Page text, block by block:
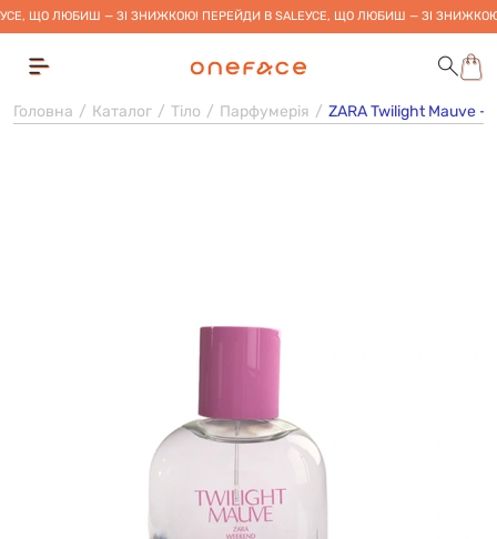
УСЕ, ЩО ЛЮБИШ — ЗІ ЗНИЖКОЮ! ПЕРЕЙДИ В SALEУСЕ, ЩО ЛЮБИШ — ЗІ
Головна Каталог Тіло Парфумерія ZARA Twilight Mauve -